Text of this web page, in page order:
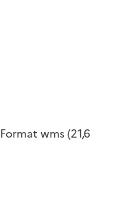
Format wms(21,6